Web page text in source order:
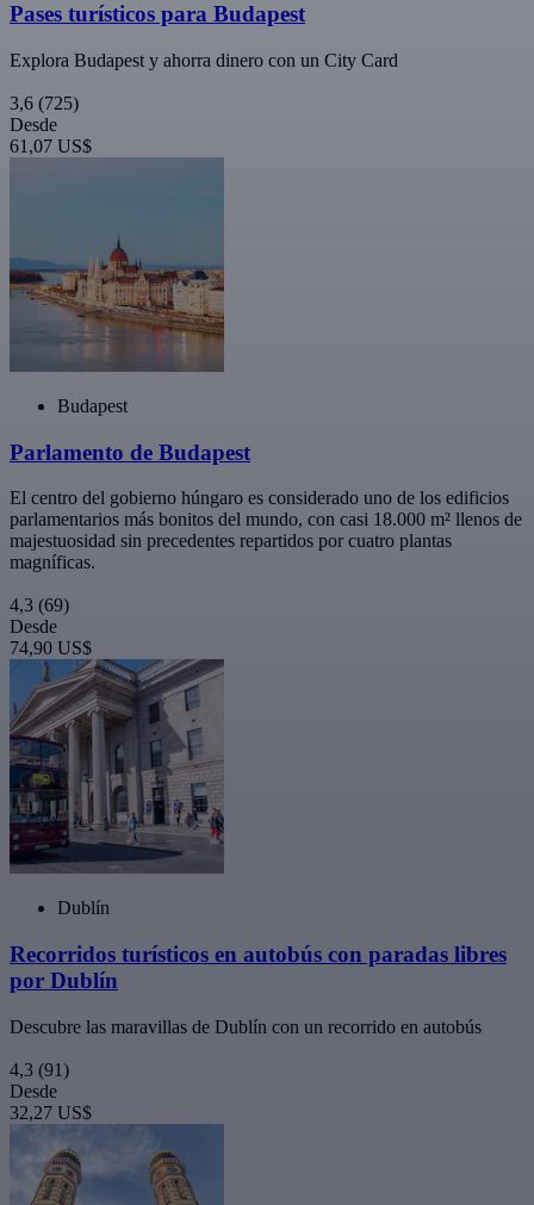
Pases turísticos para Budapest
Explora Budapest y ahorra dinero con un City Card
3,6 (725)
Desde
61,07 US$
Budapest
Parlamento de Budapest
El centro del gobierno húngaro es considerado uno de los edificios
parlamentarios más bonitos del mundo, con casi 18.000 m² llenos de
majestuosidad sin precedentes repartidos por cuatro plantas
magníficas.
4,3 (69)
Desde
74,90 US$
Dublín
Recorridos turísticos en autobús con paradas libres
por Dublín
Descubre las maravillas de Dublín con un recorrido en autobús
4,3 (91)
Desde
32,27 US$